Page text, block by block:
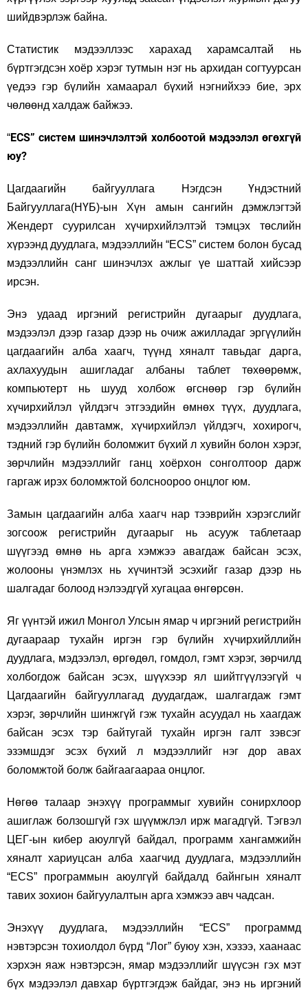
шийдвэрлэж байна.
Статистик мэдээллээс харахад харамсалтай нь
бүртгэгдсэн хоёр хэрэг тутмын нэг нь архидан согтуурсан
үедээ гэр бүлийн хамаарал бүхий нэгнийхээ бие, эрх
чөлөөнд халдаж байжээ.
“ECS” систем шинэчлэлтэй холбоотой мэдээлэл өгөхгүй
юу?
Цагдаагийн байгууллага Нэгдсэн Үндэстний
Байгууллага(НҮБ)-ын Хүн амын сангийн дэмжлэгтэй
Жендерт суурилсан хүчирхийлэлтэй тэмцэх төслийн
хүрээнд дуудлага, мэдээллийн “ECS” систем болон бусад
мэдээллийн санг шинэчлэх ажлыг үе шаттай хийсээр
ирсэн.
Энэ удаад иргэний регистрийн дугаарыг дуудлага,
мэдээлэл дээр газар дээр нь очиж ажилладаг эргүүлийн
цагдаагийн алба хаагч, түүнд хяналт тавьдаг дарга,
ахлахуудын ашигладаг албаны таблет төхөөрөмж,
компьютерт нь шууд холбож өгснөөр гэр бүлийн
хүчирхийлэл үйлдэгч этгээдийн өмнөх түүх, дуудлага,
мэдээллийн давтамж, хүчирхийлэл үйлдэгч, хохирогч,
тэдний гэр бүлийн боломжит бүхий л хувийн болон хэрэг,
зөрчлийн мэдээллийг ганц хоёрхон сонголтоор дарж
гаргаж ирэх боломжтой болсноороо онцлог юм.
Замын цагдаагийн алба хаагч нар тээврийн хэрэгслийг
зогсоож регистрийн дугаарыг нь асууж таблетаар
шүүгээд өмнө нь арга хэмжээ авагдаж байсан эсэх,
жолооны үнэмлэх нь хүчинтэй эсэхийг газар дээр нь
шалгадаг болоод нэлээдгүй хугацаа өнгөрсөн.
Яг үүнтэй ижил Монгол Улсын ямар ч иргэний регистрийн
дугаараар тухайн иргэн гэр бүлийн хүчирхийллийн
дуудлага, мэдээлэл, өргөдөл, гомдол, гэмт хэрэг, зөрчилд
холбогдож байсан эсэх, шүүхээр ял шийтгүүлээгүй ч
Цагдаагийн байгууллагад дуудагдаж, шалгагдаж гэмт
хэрэг, зөрчлийн шинжгүй гэж тухайн асуудал нь хаагдаж
байсан эсэх тэр байтугай тухайн иргэн галт зэвсэг
эзэмшдэг эсэх бүхий л мэдээллийг нэг дор авах
боломжтой болж байгаагаараа онцлог.
Нөгөө талаар энэхүү программыг хувийн сонирхлоор
ашиглаж болзошгүй гэх шүүмжлэл ирж магадгүй. Тэгвэл
ЦЕГ-ын кибер аюулгүй байдал, программ хангамжийн
хяналт хариуцсан алба хаагчид дуудлага, мэдээллийн
“ECS” программын аюулгүй байдалд байнгын хяналт
тавих зохион байгуулалтын арга хэмжээ авч чадсан.
Энэхүү дуудлага, мэдээллийн “ECS” программд
нэвтэрсэн тохиолдол бүрд “Лог” буюу хэн, хэзээ, хаанаас
хэрхэн яаж нэвтэрсэн, ямар мэдээллийг шүүсэн гэх мэт
бүх мэдээлэл давхар бүртгэгдэж байдаг, энэ нь иргэний